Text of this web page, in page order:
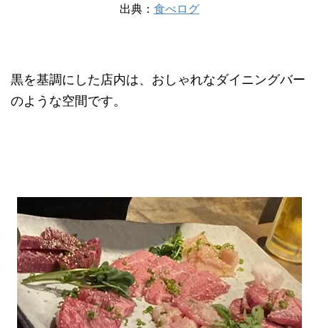
出典： 食べログ
黒を基調にした店内は、おしゃれなダイニングバー
のような空間です。